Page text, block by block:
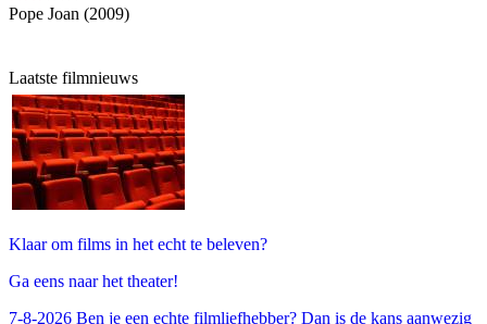
Pope Joan (2009)
Laatste filmnieuws
Klaar om films in het echt te beleven?
Ga eens naar het theater!
7-8-2026 Ben je een echte filmliefhebber? Dan is de kans aanwezig